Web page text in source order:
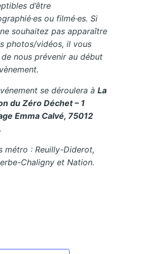
d’être
ou filmé·es. Si
souhaitez pas apparaître
photos/vidéos, il vous
nous prévenir au début
se déroulera àLa
du Zéro Déchet – 1
Emma Calvé, 75012
métro : Reuilly-Diderot,
Chaligny et Nation.